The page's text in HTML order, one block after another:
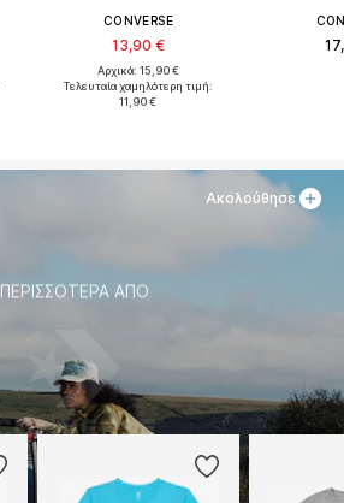
CONVERSE
13,90 €
Αρχικά: 15,90 €
Τελευταία χαμηλότερη τιμή:
11,90 €
ΠΕΡΙΣΣΌΤΕΡΑ ΑΠΌ
Ακολούθησε